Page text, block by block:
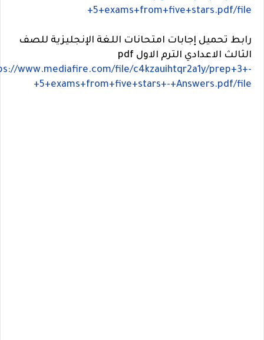
+5+exams+from+five+stars.pdf/file
رابط تحميل إجابات امتحانات اللغة الإنجليزية للصف
الثالث الاعدادي الترم الاول pdf
www.mediafire.com/file/c4kzauihtqr2a1y/prep+3+-
+5+exams+from+five+stars+-+Answers.pdf/file